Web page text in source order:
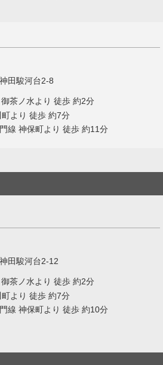
田駿河台2-8
茶ノ水より 徒歩 約2分
より 徒歩 約7分
線 神保町より 徒歩 約11分
田駿河台2-12
茶ノ水より 徒歩 約2分
より 徒歩 約7分
線 神保町より 徒歩 約10分